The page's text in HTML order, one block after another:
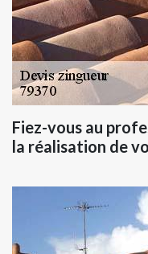
Fiez-vous au
la réalisation de